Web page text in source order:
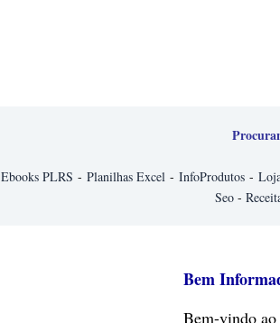
Ebooks PLRS - Planilhas Excel- InfoProdutos-
Seo -
Bem
Bem-vindoao